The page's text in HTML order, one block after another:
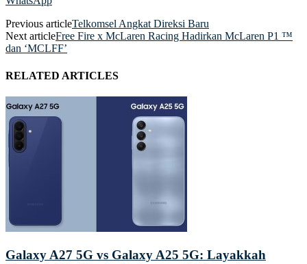
Previous articleTelkomsel Angkat Direksi Baru
Next articleFree Fire x McLaren Racing Hadirkan McLaren P1 ™
dan ‘MCLFF’
RELATED ARTICLES
Galaxy A27 5G vs Galaxy A25 5G: Layakkah